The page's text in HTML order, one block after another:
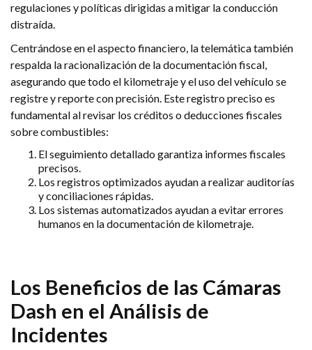
regulaciones y políticas dirigidas a mitigar la conducción
distraída.
Centrándose en el aspecto financiero, la telemática también
respalda la racionalización de la documentación fiscal,
asegurando que todo el kilometraje y el uso del vehículo se
registre y reporte con precisión. Este registro preciso es
fundamental al revisar los créditos o deducciones fiscales
sobre combustibles:
El seguimiento detallado garantiza informes fiscales
precisos.
Los registros optimizados ayudan a realizar auditorías
y conciliaciones rápidas.
Los sistemas automatizados ayudan a evitar errores
humanos en la documentación de kilometraje.
Los Beneficios de las Cámaras
Dash en el Análisis de
Incidentes